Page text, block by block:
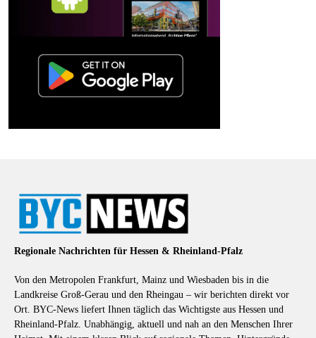
Regionale Nachrichten für Hessen & Rheinland-Pfalz
Von den Metropolen Frankfurt, Mainz und Wiesbaden bis in die
Landkreise Groß-Gerau und den Rheingau – wir berichten direkt vor
Ort. BYC-News liefert Ihnen täglich das Wichtigste aus Hessen und
Rheinland-Pfalz. Unabhängig, aktuell und nah an den Menschen Ihrer